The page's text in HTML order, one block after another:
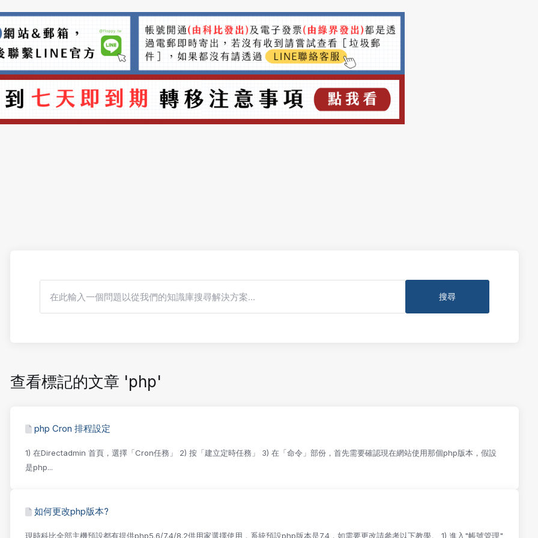
查看標記的文章 'php'
php Cron 排程設定
1) 在Directadmin 首頁，選擇「Cron任務」 2) 按「建立定時任務」 3) 在「命令」部份，首先需要確認現在網站使用那個php版本，假設
是php...
如何更改php版本?
現時科比全部主機預設都有提供php5.6/7.4/8.2供用家選擇使用，系統預設php版本是7.4，如需要更改請參考以下教學。 1) 進入"帳號管理"